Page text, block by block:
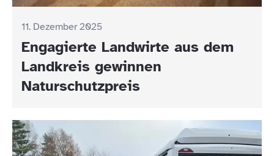
11. Dezember 2025
Engagierte Landwirte aus dem
Landkreis gewinnen
Naturschutzpreis